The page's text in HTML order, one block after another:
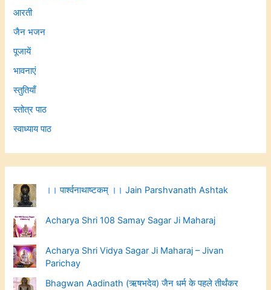
आरती
जैन भजन
पूजायें
भावनाएं
स्तुतियाँ
स्तोत्र पाठ
स्वाध्याय पाठ
।। पार्श्वनाथाष्टकम् ।। Jain Parshvanath Ashtak
Acharya Shri 108 Samay Sagar Ji Maharaj
Acharya Shri Vidya Sagar Ji Maharaj – Jivan
Parichay
Bhagwan Aadinath (ऋषभदेव) जैन धर्म के पहले तीर्थंकर